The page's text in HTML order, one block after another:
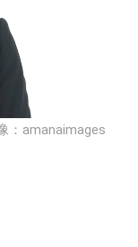
：amanaimages